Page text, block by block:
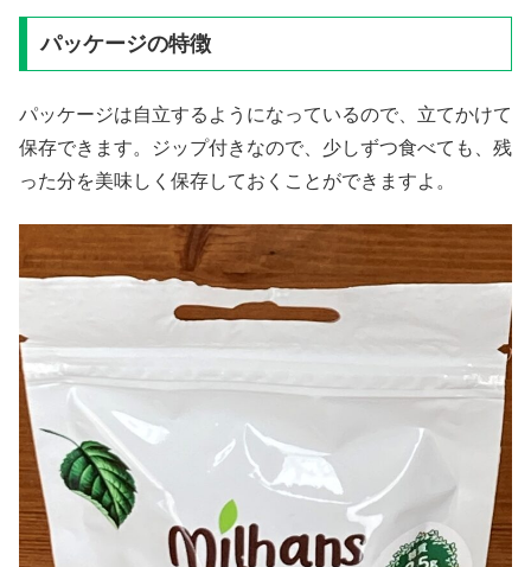
パッケージの特徴
パッケージは自立するようになっているので、立てかけて
保存できます。ジップ付きなので、少しずつ食べても、残
った分を美味しく保存しておくことができますよ。